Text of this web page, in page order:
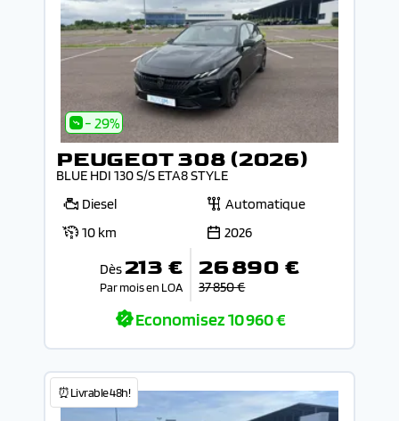
- 29%
PEUGEOT 308 (2026)
BLUE HDI 130 S/S ETA8 STYLE
Diesel
Automatique
10 km
2026
Dès 213 €
Par mois en LOA
26 890 €
37 850 €
Economisez10 960 €
⏰Livrable 48h!